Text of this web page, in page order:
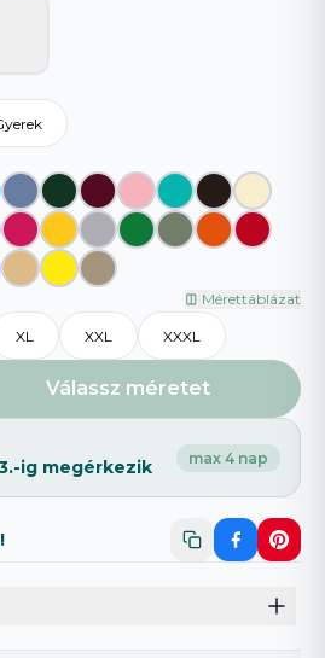
Mérettáblázat
XL XXL XXXL
Válassz méretet
-ig megérkezik max 4 nap